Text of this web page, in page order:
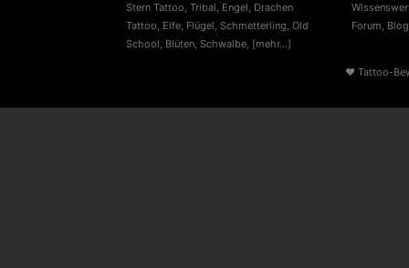
Stern Tattoo, Tribal, Engel, Drachen
Tattoo, Elfe, Flügel, Schmetterling, Old
School, Blüten, Schwalbe, [mehr...]
Forum, Blog
♥ Tattoo-